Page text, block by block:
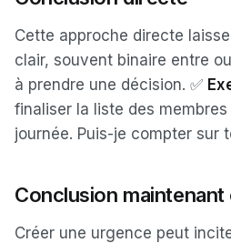
Cette approche directe
clair, souvent binaire entre
à prendre une décision. ✅
finaliser la liste des
journée. Puis-je compter sur
Conclusion maintenant
Créer une urgence peut